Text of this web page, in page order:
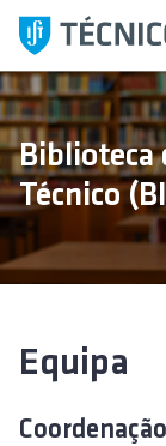
i
p
t
o
c
o
t
Biblioteca
Técnico
Equipa